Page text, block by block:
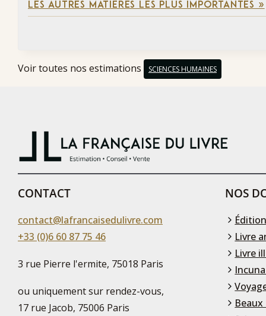
LES AUTRES MATIÈRES LES PLUS IMPORTANTES »
Voir toutes nos estimations SCIENCES HUMAINES
CONTACT
contact@lafrancaisedulivre.com
+33 (0)6 60 87 75 46
3 rue Pierre l'ermite, 75018 Paris
ou uniquement sur rendez-vous,
17 rue Jacob, 75006 Paris
NOS
Livre
Livre